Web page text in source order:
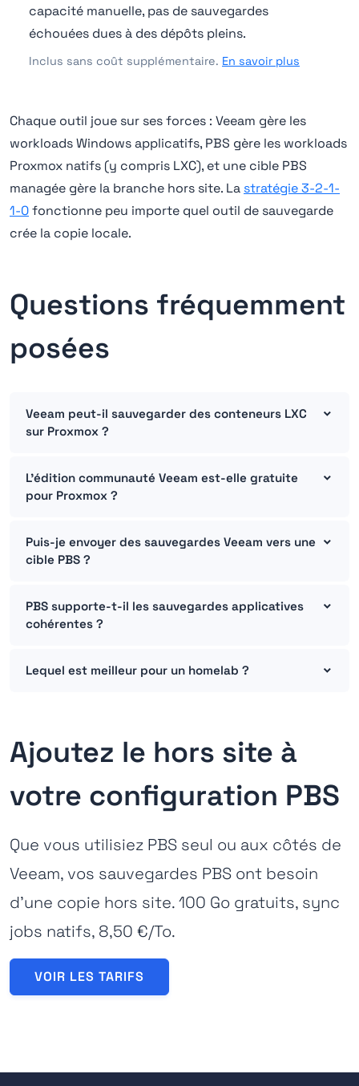
capacité manuelle, pas de sauvegardes
échouées dues à des dépôts pleins.
Inclus sans coût supplémentaire. En savoir plus
Chaque outil joue sur ses forces : Veeam gère les
workloads Windows applicatifs, PBS gère les workloads
Proxmox natifs (y compris LXC), et une cible PBS
managée gère la branche hors site. La stratégie 3-2-1-
1-0fonctionne peu importe quel outil de sauvegarde
crée la copie locale.
Questions fréquemment
posées
Veeam peut-il sauvegarder des conteneurs LXC
sur Proxmox ?
L'édition communauté Veeam est-elle gratuite
pour Proxmox ?
Puis-je envoyer des sauvegardes Veeam vers une
cible PBS ?
PBS supporte-t-il les sauvegardes applicatives
cohérentes ?
Lequel est meilleur pour un homelab ?
Ajoutez le hors site à
votre configuration PBS
Que vous utilisiez PBS seul ou aux côtés de
Veeam, vos sauvegardes PBS ont besoin
d'une copie hors site. 100 Go gratuits, sync
jobs natifs, 8,50 €/To.
VOIR LES TARIFS